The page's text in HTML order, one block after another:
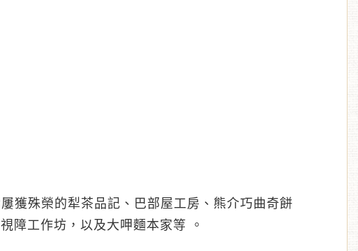
獲殊榮的犁茶品記、巴部屋工房、熊介巧曲奇餅
障工作坊，以及大呷麵本家等 。